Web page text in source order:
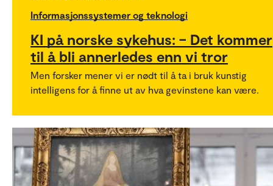
Informasjonssystemer og teknologi
KI på norske sykehus: – Det kommer
til å bli annerledes enn vi tror
Men forsker mener vi er nødt til å ta i bruk kunstig
intelligens for å finne ut av hva gevinstene kan være.